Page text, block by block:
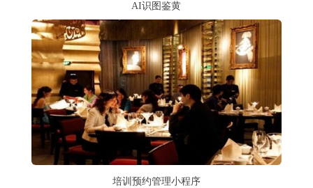
AI识图鉴黄
培训预约管理小程序